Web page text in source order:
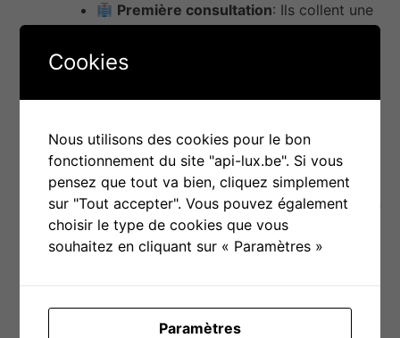
Première consultation: Ils collent une
importantes, comme le diagnostic
(« Asthme léger ») et le traitement
(inhalateur 2 fois par jour).
parents notent l’utilisation de son
inhalateur et peuvent ajouter des images
pour illustrer son traitement. Théo colore
une case pour chaque jour où il prend son
médicament.
Rendez-vous de suivi: Avant chaque
questions et peuvent montrer au médecin
les progrès de Théo en utilisant le carnet.
Cookies
Nous utilisons des cookies pour le bon
fonctionnement du site "api-lux.be". Si vous
pensez que tout va bien, cliquez simplement
sur "Tout accepter". Vous pouvez également
choisir le type de cookies que vous
souhaitez en cliquant sur « Paramètres »
Paramètres